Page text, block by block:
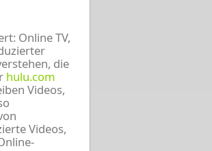
Online TV,
die
hulu.com
Videos,
Videos,